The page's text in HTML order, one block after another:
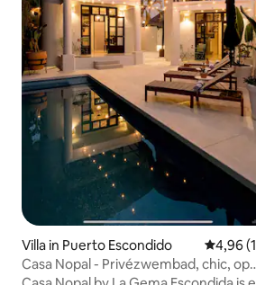
Villa in Puerto Escondido
4,96
Casa Nopal - Privézwembad, chic, op
een steenworp afstand van het